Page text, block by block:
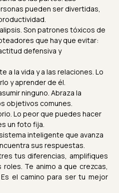
pueden ser divertidas,
. Son patrones tóxicos de
que hay que evitar:
defensiva y
a la vida y a las relaciones. Lo
y aprender de él.
ninguno. Abraza la
objetivos comunes.
Lo peor que puedes hacer
un foto fija.
inteligente que avanza
sus respuestas.
tus diferencias, amplifiques
roles. Te animo a que crezcas,
el camino para ser tu mejor